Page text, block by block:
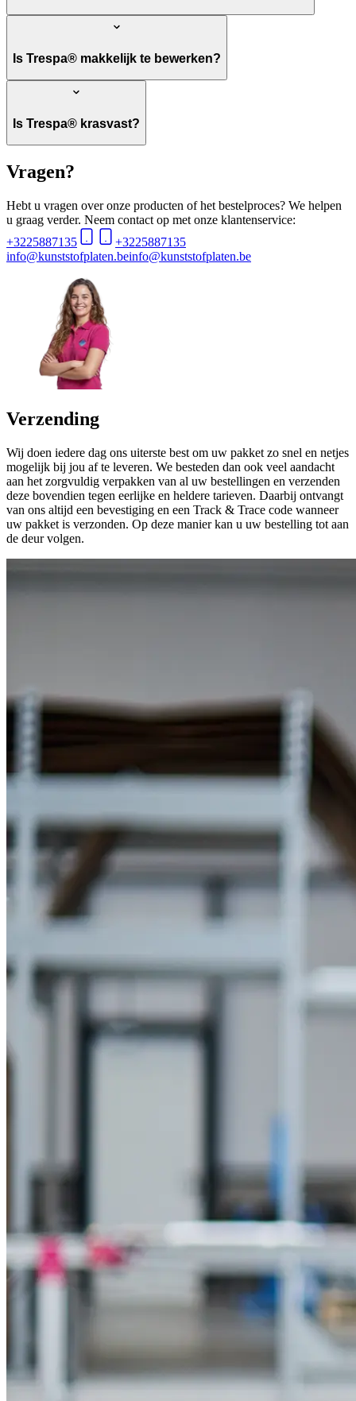
Is Trespa® makkelijk te bewerken?
Is Trespa® krasvast?
Vragen?
Hebt u vragen over onze producten of het bestelproces? We helpen
u graag verder. Neem contact op met onze klantenservice:
+3225887135
+3225887135
info@kunststofplaten.beinfo@kunststofplaten.be
Verzending
Wij doen iedere dag ons uiterste best om uw pakket zo snel en netjes
mogelijk bij jou af te leveren. We besteden dan ook veel aandacht
aan het zorgvuldig verpakken van al uw bestellingen en verzenden
deze bovendien tegen eerlijke en heldere tarieven. Daarbij ontvangt
van ons altijd een bevestiging en een Track & Trace code wanneer
uw pakket is verzonden. Op deze manier kan u uw bestelling tot aan
de deur volgen.